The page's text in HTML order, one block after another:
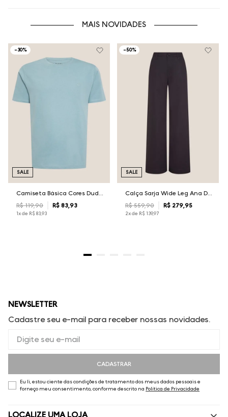
MAIS NOVIDADES
-30%
R$ 119,90 R$ 83, 93
1x de R$ 83,93
SALE
-50%
Calça Sarja Wide Leg Ana Dudalina Feminina
R$ 559,90 R$ 279, 95
2x de R$ 139,97
SALE
NEWSLETTER
Cadastre seu e-mail para receber nossas novidades.
CADASTRAR
Eu li, estou ciente das condições de tratamento dos meus dados pessoais e
forneço meu consentimento, conforme descrito na Política de Privacidade
LOCALIZE UMA LOJA